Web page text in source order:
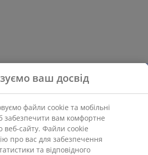
ваш досвід
файли cookie та мобільні
забезпечити вам комфортне
веб-сайту. Файли cookie
про вас для забезпечення
та відповідного